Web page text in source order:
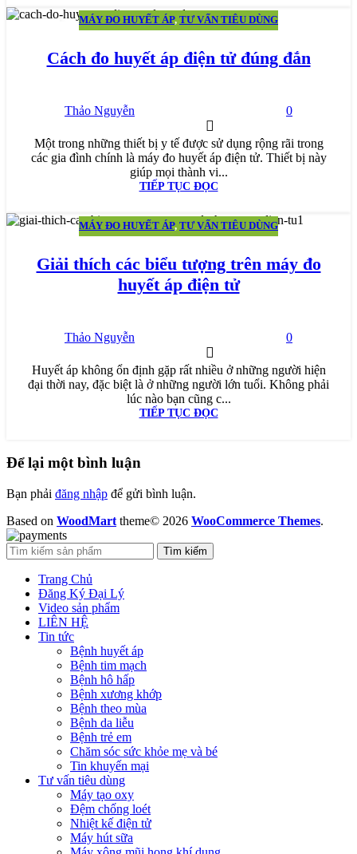
MÁY ĐO HUYẾT ÁP, TƯ VẤN TIÊU DÙNG
Cách đo huyết áp điện tử đúng đắn
Thảo Nguyễn 0
Một trong những thiết bị y tế được sử dụng rộng rãi trong
các gia đình chính là máy đo huyết áp điện tử. Thiết bị này
giúp mọi thành vi...
TIẾP TỤC ĐỌC
MÁY ĐO HUYẾT ÁP, TƯ VẤN TIÊU DÙNG
Giải thích các biểu tượng trên máy đo
huyết áp điện tử
Thảo Nguyễn 0
Huyết áp không ổn định gặp rất nhiều ở những người hiện
đại thời nay, đặc biệt là ở những người lớn tuổi. Không phải
lúc nào bạn cũng c...
TIẾP TỤC ĐỌC
Để lại một bình luận
Bạn phải đăng nhập để gửi bình luận.
Based on WoodMart theme© 2026 WooCommerce Themes.
Tìm kiếm
Trang Chủ
Đăng Ký Đại Lý
Video sản phẩm
LIÊN HỆ
Tin tức
Bệnh huyết áp
Bệnh tim mạch
Bệnh hô hấp
Bệnh xương khớp
Bệnh theo mùa
Bệnh da liễu
Bệnh trẻ em
Chăm sóc sức khỏe mẹ và bé
Tin khuyến mại
Tư vấn tiêu dùng
Máy tạo oxy
Đệm chống loét
Nhiệt kế điện tử
Máy hút sữa